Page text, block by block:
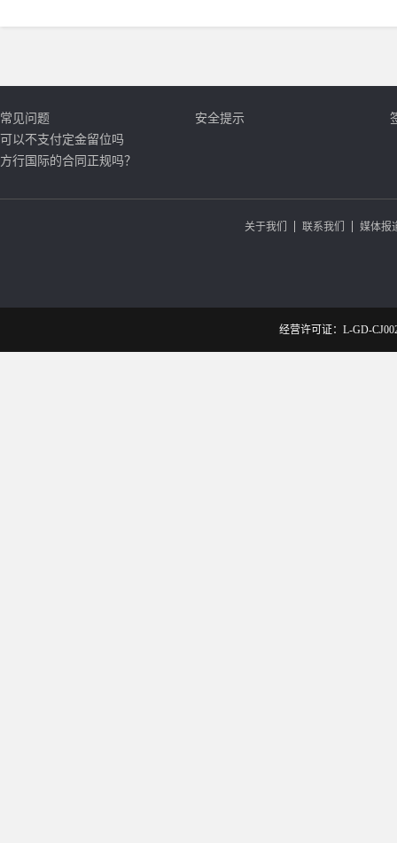
常见问题
可以不支付定金留位吗
方行国际的合同正规吗？
安全提示
关于我们 联系我们 媒体报
经营许可证：L-GD-